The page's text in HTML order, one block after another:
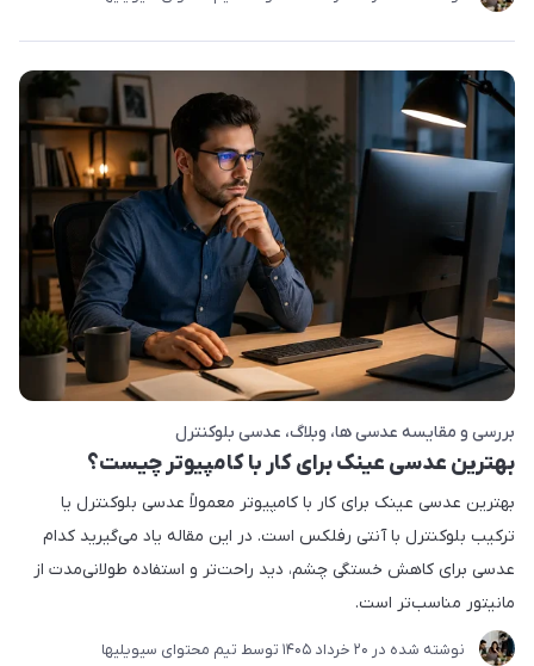
بررسی و مقایسه عدسی ها وبلاگ عدسی بلوکنترل
بهترین عدسی عینک برای کار با کامپیوتر چیست؟
بهترین عدسی عینک برای کار با کامپیوتر معمولاً عدسی بلوکنترل یا
ترکیب بلوکنترل با آنتی رفلکس است. در این مقاله یاد می‌گیرید کدام
عدسی برای کاهش خستگی چشم، دید راحت‌تر و استفاده طولانی‌مدت از
مانیتور مناسب‌تر است.
نوشته شده در 20 خرداد 1405 توسط تیم محتوای سیویلیها